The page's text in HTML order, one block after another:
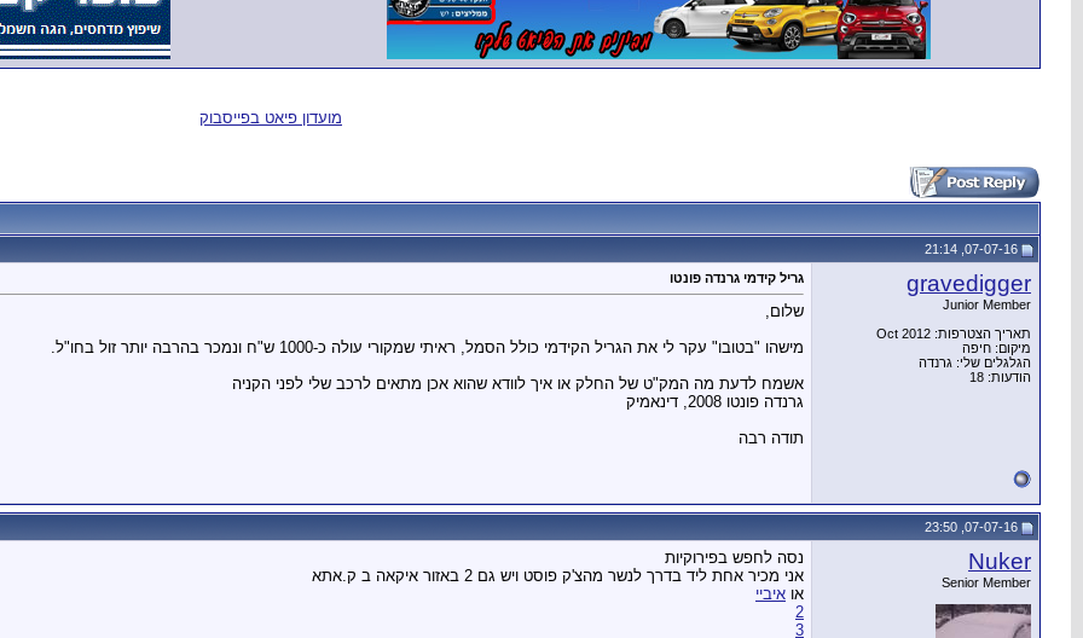
מועדון פיאט בפייסבוק
gravedigger
Junior Member
תאריך הצטרפות: Oct 2012
מיקום: חיפה
הגלגלים שלי: גרנדה
הודעות: 18
גריל קידמי גרנדה פונטו
שלום,
מישהו "בטובו" עקר לי את הגריל הקידמי כולל הסמל, ראיתי שמקורי עולה כ-1000 ש"ח ונמכר בהרבה יותר זול בחו"ל.
אשמח לדעת מה המק"ט של החלק או איך לוודא שהוא אכן מתאים לרכב שלי לפני הקניה
גרנדה פונטו 2008, דינאמיק
תודה רבה
Nuker
Senior Member
נסה לחפש בפירוקיות
אני מכיר אחת ליד בדרך לנשר מהצ'ק פוסט ויש גם 2 באזור איקאה ב ק.אתא
או איביי
2
3